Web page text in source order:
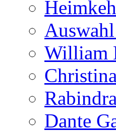
William
Dante